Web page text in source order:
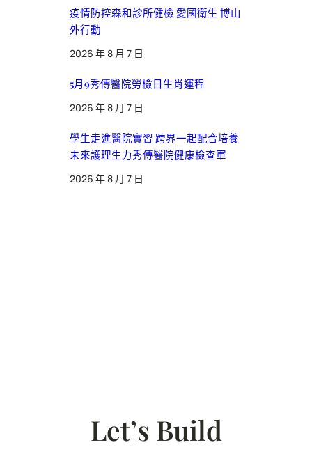
疫情防控森和診所健檢 愛國衛生 博山
外行動
2026 年 8 月 7 日
5月9秀傳醫院勞檢日生肖運程
2026 年 8 月 7 日
學生走進醫院實習 跨界一起配合培養
未來護理生力秀傳醫院健康檢查軍
2026 年 8 月 7 日
Let’s Build